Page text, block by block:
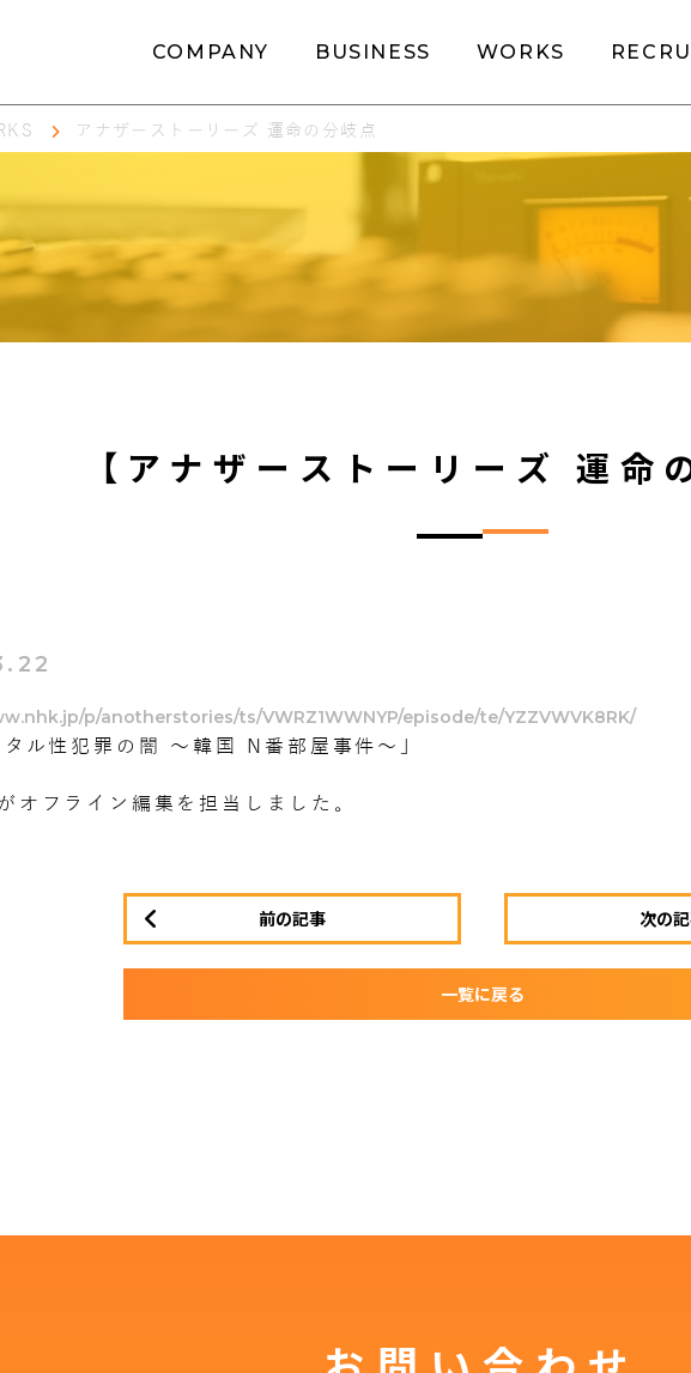
COMPANY BUSINESS WORKS
アナザーストーリーズ 運命の分岐点​
【アナザーストーリーズ 運命
p/anotherstories/ts/VWRZ1WWNYP/episode/te/YZZVWVK8RK/
タル性犯罪の闇 〜韓国 N番部屋事件〜」
オフライン編集を担当しました。
前の記事 次の
一覧に戻る